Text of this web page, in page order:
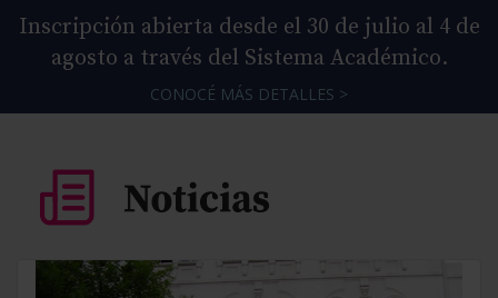
Inscripción abierta desde el 30 de julio al 4 de
agosto a través del Sistema Académico.
CONOCÉ MÁS DETALLES >